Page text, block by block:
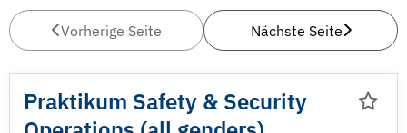
Vorherige Seite Nächste Seite
Praktikum Safety & Security